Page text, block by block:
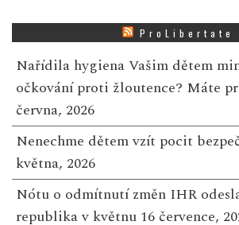
ProLibertate
Nařídila hygiena Vašim dětem
očkování proti žloutence? Máte
června, 2026
Nenechme dětem vzít pocit
května, 2026
Nótu o odmítnutí změn IHR
republika v květnu 16 července,